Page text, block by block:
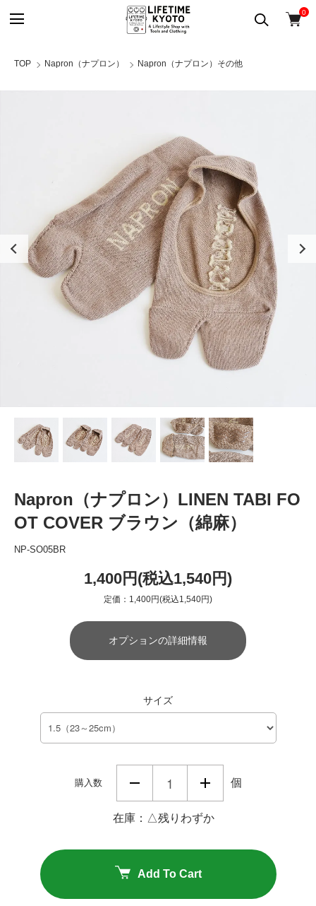
0
TOP Napron（ナプロン） Napron（ナプロン）その他
Napron（ナプロン）LINEN TABI FO
OT COVER ブラウン（綿麻）
NP-SO05BR
1,400円(税込1,540円)
定価：1,400円(税込1,540円)
オプションの詳細情報
サイズ
購入数 個
在庫：△残りわずか
Add To Cart